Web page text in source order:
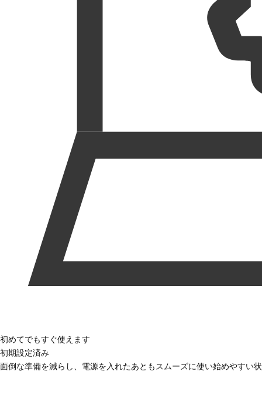
初めてでもすぐ使えます
初期設定済み
面倒な準備を減らし、電源を入れたあともスムーズに使い始めやすい